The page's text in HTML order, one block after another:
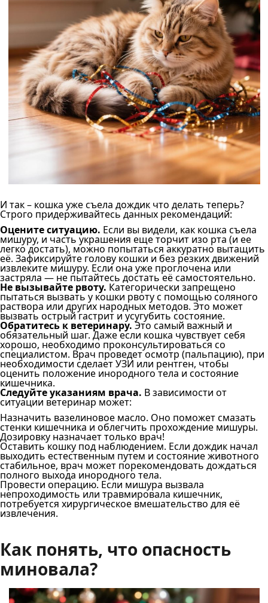
И так – кошка уже съела дождик что делать теперь?
Строго придерживайтесь данных рекомендаций:
Оцените ситуацию. Если вы видели, как кошка съела
мишуру, и часть украшения еще торчит изо рта (и ее
легко достать), можно попытаться аккуратно вытащить
её. Зафиксируйте голову кошки и без резких движений
извлеките мишуру. Если она уже проглочена или
застряла — не пытайтесь достать её самостоятельно.
Не вызывайте рвоту. Категорически запрещено
пытаться вызвать у кошки рвоту с помощью соляного
раствора или других народных методов. Это может
вызвать острый гастрит и усугубить состояние.
Обратитесь к ветеринару. Это самый важный и
обязательный шаг. Даже если кошка чувствует себя
хорошо, необходимо проконсультироваться со
специалистом. Врач проведет осмотр (пальпацию), при
необходимости сделает УЗИ или рентген, чтобы
оценить положение инородного тела и состояние
кишечника.
Следуйте указаниям врача. В зависимости от
ситуации ветеринар может:
Назначить вазелиновое масло. Оно поможет смазать
стенки кишечника и облегчить прохождение мишуры.
Дозировку назначает только врач!
Оставить кошку под наблюдением. Если дождик начал
выходить естественным путем и состояние животного
стабильное, врач может порекомендовать дождаться
полного выхода инородного тела.
Провести операцию. Если мишура вызвала
непроходимость или травмировала кишечник,
потребуется хирургическое вмешательство для её
извлечения.
Как понять, что опасность
миновала?